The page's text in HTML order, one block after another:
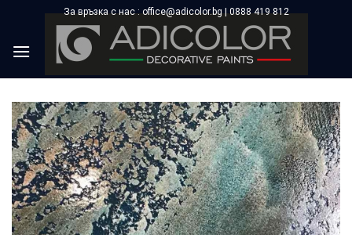
content
За връзка с нас : office@adicolor.bg | 0888 419 812
×